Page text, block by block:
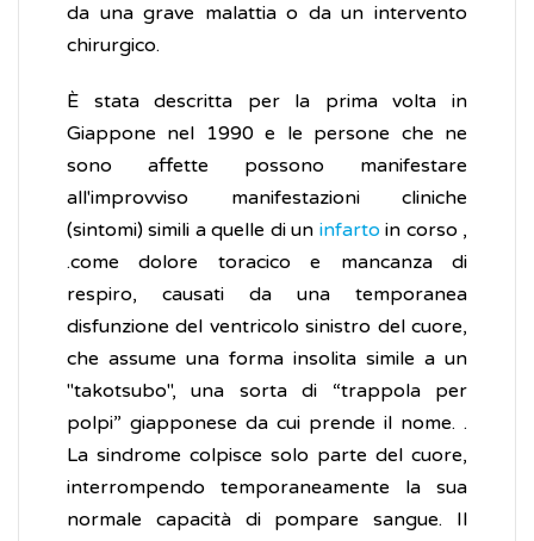
da una grave malattia o da un intervento
chirurgico.
È stata descritta per la prima volta in
Giappone nel 1990 e le persone che ne
sono affette possono manifestare
all'improvviso manifestazioni cliniche
(sintomi) simili a quelle di un infarto in corso ,
.come dolore toracico e mancanza di
respiro, causati da una temporanea
disfunzione del ventricolo sinistro del cuore,
che assume una forma insolita simile a un
"takotsubo", una sorta di “trappola per
polpi” giapponese da cui prende il nome. .
La sindrome colpisce solo parte del cuore,
interrompendo temporaneamente la sua
normale capacità di pompare sangue. Il